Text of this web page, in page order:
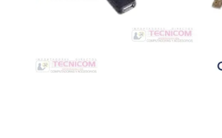
Software